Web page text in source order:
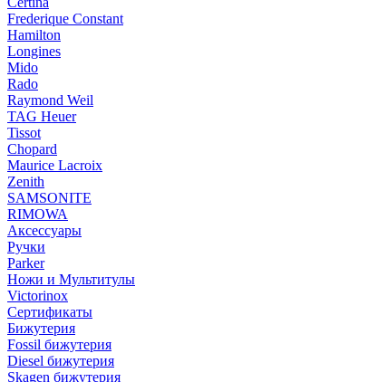
Frederique Constant
Hamilton
Longines
Mido
Rado
Raymond Weil
TAG Heuer
Tissot
Chopard
Maurice Lacroix
Zenith
SAMSONITE
RIMOWA
Аксессуары
Ручки
Parker
Ножи и Мультитулы
Victorinox
Сертификаты
Бижутерия
Fossil бижутерия
Diesel бижутерия
Skagen бижутерия